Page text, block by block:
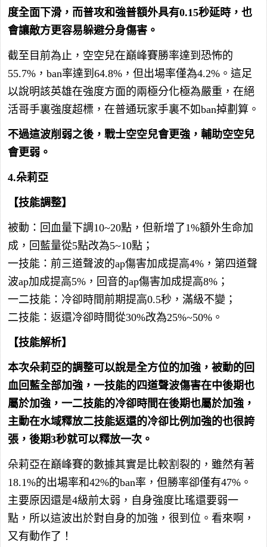
度全面下滑，而普攻和強普額外具有0.15秒延時，也
會讓敵方更容易躲避分身傷害。
截至目前為止，空空兒在巔峰賽勝率達到恐怖的
55.7%，ban率達到64.8%，但出場率僅為4.2%。這足
以說明該英雄在強度方面的兩極分化極為嚴重，在絕
活哥手裏強度超標，在普通玩家手裏不如ban掉劃算。
不過這波削弱之後，戰士空空兒會更強，輔助空空兒
會更弱。
4.朵莉亞
【技能調整】
被動：回血量下調10~20點，但新增了1%額外生命加
成，回藍量從5點改為5~10點；
一技能：前三道聲波的ap傷害加成提高4%，第四道聲
波ap加成提高5%，回音的ap傷害加成提高8%；
一二技能：冷卻時間前期提高0.5秒，滿級不變；
二技能：返還冷卻時間從30%改為25%~50%。
【技能解析】
本次朵莉亞的調整可以說是全方位的加強，被動的回
血回藍全部加強，一技能的四道聲波傷害在中後期也
屬於加強，一二技能的冷卻時間在後期也屬於加強，
主動在水域釋放二技能返還的冷卻比例加強的也很誇
張，後期3秒就可以釋放一次。
朵莉亞在巔峰賽的數據其實是比較割裂的，雖然有著
18.1%的出場率和42%的ban率，但勝率卻僅有47%。
主要原因還是4級前太弱，自身強度比瑤還要弱一
點，所以這波出於對自身的加強，很到位。看來啊，
又有動作了！